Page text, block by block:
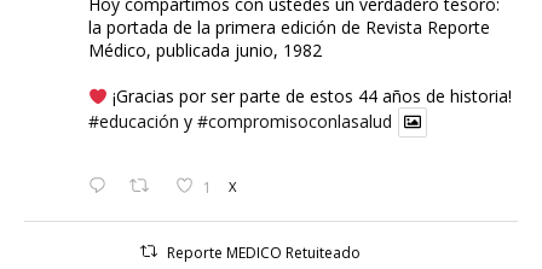
la portada de la primera edición de Revista Reporte
Médico, publicada junio, 1982
¡Gracias por ser parte de estos 44 años de historia!
#educación y #compromisoconlasalud
1 X
Reporte MEDICO Retuiteado